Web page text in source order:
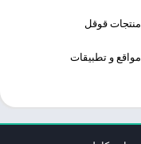
منتجات قوقل
مواقع و تطبيقات